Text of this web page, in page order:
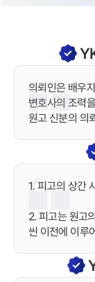
의뢰인은 배우
변호사의 조력
원고 신분의 의
1. 피고의 상간
2. 피고는 원고
씬 이전에 이루